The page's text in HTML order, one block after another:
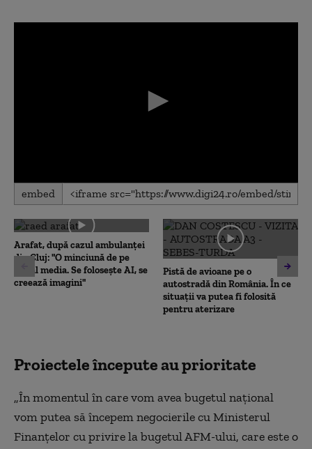
0
seconds
0
seconds
embed
Arafat, după cazul ambulanței
din Cluj: "O minciună de pe
social media. Se folosește AI, se
creează imagini"
Pistă de avioane pe o
autostradă din România. În ce
situații va putea fi folosită
pentru aterizare
Proiectele începute au prioritate
„În momentul în care vom avea bugetul național
vom putea să începem negocierile cu Ministerul
Finanțelor cu privire la bugetul AFM-ului, care este o